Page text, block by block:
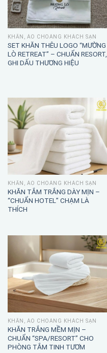
KHĂN, ÁO CHOÀNG KHÁCH SẠN
SET KHĂN THÊU LOGO “MƯỜNG
LÒ RETREAT” – CHUẨN RESORT,
GHI DẤU THƯƠNG HIỆU
KHĂN, ÁO CHOÀNG KHÁCH SẠN
KHĂN TẮM TRẮNG DÀY MỊN –
“CHUẨN HOTEL” CHẠM LÀ
THÍCH
KHĂN, ÁO CHOÀNG KHÁCH SẠN
KHĂN TRẮNG MỀM MỊN –
CHUẨN “SPA/RESORT” CHO
PHÒNG TẮM TINH TƯƠM